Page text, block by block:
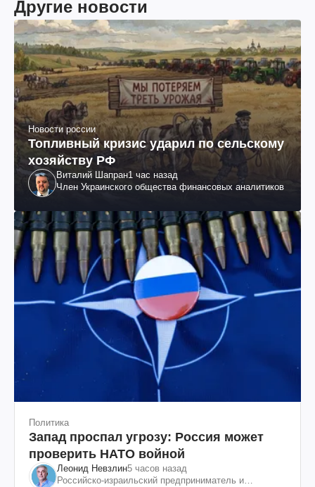
Другие новости
Новости россии
Топливный кризис ударил по сельскому
хозяйству РФ
Виталий Шапран1 час назад
Член Украинского общества финансовых аналитиков
Политика
Запад проспал угрозу: Россия может
проверить НАТО войной
Леонид Невзлин5 часов назад
Российско-израильский предприниматель и